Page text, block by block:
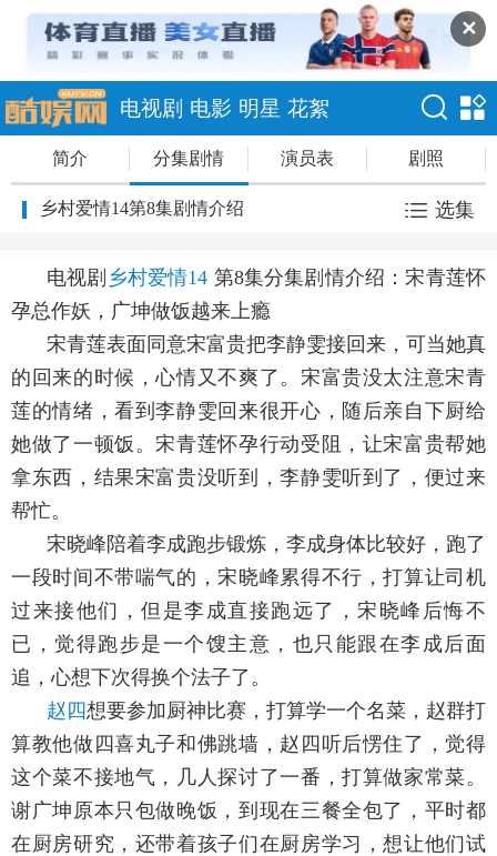
✕
电视剧 电影 明星 花絮
简介 分集剧情 演员表 剧照
乡村爱情14第8集剧情介绍 选集
电视剧 乡村爱情14 第8集分集剧情介绍：宋青莲怀
孕总作妖，广坤做饭越来上瘾
宋青莲表面同意宋富贵把李静雯接回来，可当她真
的回来的时候，心情又不爽了。宋富贵没太注意宋青
莲的情绪，看到李静雯回来很开心，随后亲自下厨给
她做了一顿饭。宋青莲怀孕行动受阻，让宋富贵帮她
拿东西，结果宋富贵没听到，李静雯听到了，便过来
帮忙。
宋晓峰陪着李成跑步锻炼，李成身体比较好，跑了
一段时间不带喘气的，宋晓峰累得不行，打算让司机
过来接他们，但是李成直接跑远了，宋晓峰后悔不
已，觉得跑步是一个馊主意，也只能跟在李成后面
追，心想下次得换个法子了。
赵四想要参加厨神比赛，打算学一个名菜，赵群打
算教他做四喜丸子和佛跳墙，赵四听后愣住了，觉得
这个菜不接地气，几人探讨了一番，打算做家常菜。
谢广坤原本只包做晚饭，到现在三餐全包了，平时都
在厨房研究，还带着孩子们在厨房学习，想让他们试